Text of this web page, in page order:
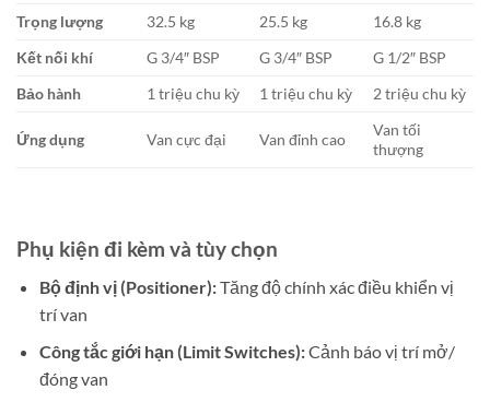
Trọng lượng 32.5 kg 25.5 kg
16.8 kg
Kết nối khí
G 3/4″ BSP G 3/4″ BSP
G 1/2″ BSP
Bảo hành
1 triệu chu kỳ 1 triệu chu kỳ 2 triệu chu kỳ
Ứng dụng Van cực đại Van đỉnh cao
Van tối
thượng
Phụ kiện đi kèm và tùy chọn
Bộ định vị (Positioner):Tăng độ chính xác điều khiển vị
trí van
Công tắc giới hạn (Limit Switches):Cảnh báo vị trí mở/
đóng van